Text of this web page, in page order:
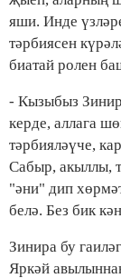
яши. Инде
тәрбиясен
биатай ролен
- Кызыбыз
керде, аллага
тәрбияләүче,
Сабыр, акыллы,
"әни" дип
белә. Без бик
Зинира бу
Яркәй